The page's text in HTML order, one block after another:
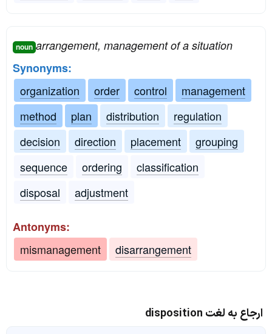
noun arrangement, management of a situation
Synonyms:
organization
order control
management
method
plan distribution
regulation
decision
direction placement
grouping
sequence
ordering
classification
disposal
adjustment
Antonyms:
mismanagement
disarrangement
ارجاع به لغت disposition